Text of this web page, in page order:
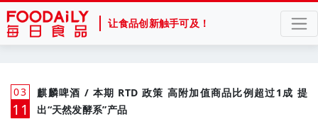
让食品创新触手可及！
03
月
11
麒麟啤酒 / 本期 RTD 政策 高附加值商品比例超过1成 提
出“天然发酵系”产品